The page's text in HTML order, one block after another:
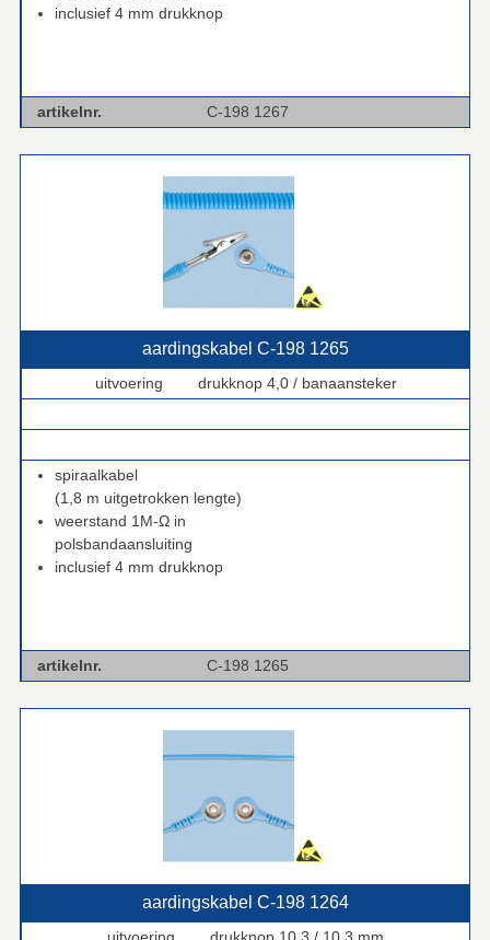
inclusief 4 mm drukknop
artikelnr. C-198 1267
aardingskabel C‑198 1265
uitvoering drukknop 4,0 / banaansteker
spiraalkabel
(1,8 m uitgetrokken lengte)
weerstand 1M-Ω in
polsbandaansluiting
inclusief 4 mm drukknop
artikelnr. C-198 1265
aardingskabel C‑198 1264
uitvoering drukknop 10,3 / 10,3 mm